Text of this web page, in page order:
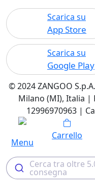
Scarica su
App Store
Scarica su
Google Play
© 2024 ZANGOO
Milano (MI), Italia |
12996970963 |
Menu
Carrello
Cerca tra oltre
consegna